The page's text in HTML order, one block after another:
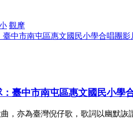
觀摩
臺中市南屯區惠文國民小學
曲，亦為臺灣倪仔歌，歌詞以幽